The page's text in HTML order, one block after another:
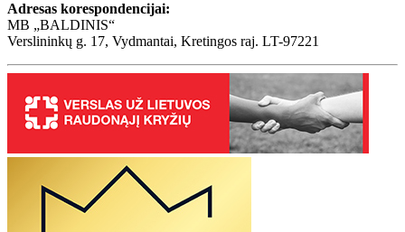
Adresas korespondencijai:
MB „BALDINIS“
Verslininkų g. 17, Vydmantai, Kretingos raj. LT-97221